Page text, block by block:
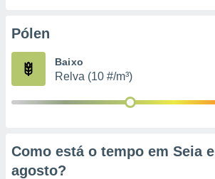
através
estudos
e
Pólen
Baixo
Relva (10 #/m³)
Como está o tempo em Seia
agosto?